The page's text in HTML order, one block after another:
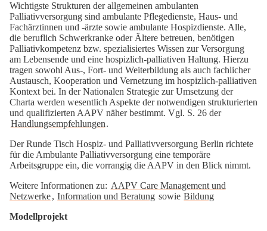
Wichtigste Strukturen der allgemeinen ambulanten
Palliativversorgung sind ambulante Pflegedienste, Haus- und
Fachärztinnen und -ärzte sowie ambulante Hospizdienste. Alle,
die beruflich Schwerkranke oder Ältere betreuen, benötigen
Palliativkompetenz bzw. spezialisiertes Wissen zur Versorgung
am Lebensende und eine hospizlich-palliativen Haltung. Hierzu
tragen sowohl Aus-, Fort- und Weiterbildung als auch fachlicher
Austausch, Kooperation und Vernetzung im hospizlich-palliativen
Kontext bei. In der Nationalen Strategie zur Umsetzung der
Charta werden wesentlich Aspekte der notwendigen strukturierten
und qualifizierten AAPV näher bestimmt. Vgl. S. 26 der
Handlungsempfehlungen.
Der Runde Tisch Hospiz- und Palliativversorgung Berlin richtete
für die Ambulante Palliativversorgung eine temporäre
Arbeitsgruppe ein, die vorrangig die AAPV in den Blick nimmt.
Weitere Informationen zu: AAPV Care Management und
Netzwerke, Information und Beratung sowie Bildung
Modellprojekt